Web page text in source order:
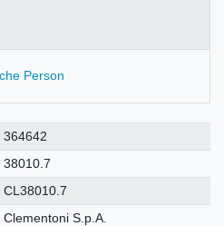
Person
364642
38010.7
CL38010.7
Clementoni S.p.A.